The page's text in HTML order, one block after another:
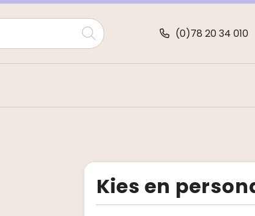
(0)78 20 34 010
Kies en